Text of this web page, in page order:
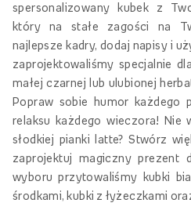
spersonalizowany kubek z
który na stałe zagości na
najlepsze kadry, dodaj napisy i
zaprojektowaliśmy specjalnie
małej czarnej lub ulubionej
Popraw sobie humor każdego
relaksu każdego wieczora! Nie
słodkiej pianki latte? Stwórz
zaprojektuj magiczny prezent
wyboru przytowaliśmy kubki
środkami, kubki z łyżeczkami